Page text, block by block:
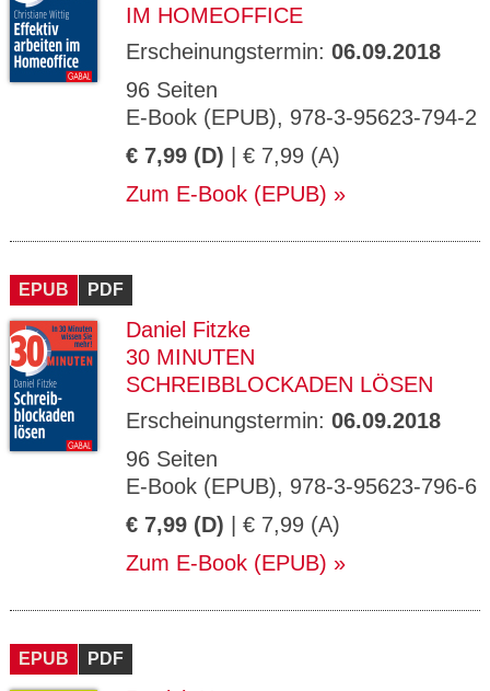
IM HOMEOFFICE
Erscheinungstermin: 06.09.2018
96 Seiten
E-Book (EPUB), 978-3-95623-794-2
€ 7,99 (D) | € 7,99 (A)
Zum E-Book (EPUB)
EPUB PDF
Daniel Fitzke
30 MINUTEN
SCHREIBBLOCKADEN LÖSEN
Erscheinungstermin: 06.09.2018
96 Seiten
E-Book (EPUB), 978-3-95623-796-6
€ 7,99 (D) | € 7,99 (A)
Zum E-Book (EPUB)
EPUB PDF